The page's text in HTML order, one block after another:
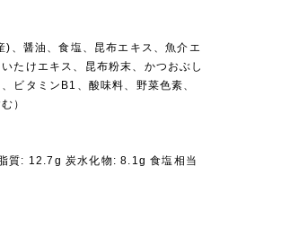
、醤油、食塩、昆布エキス、魚介エ
たけエキス、昆布粉末、かつおぶし
ビタミンB1、酸味料、野菜色素、
）
質: 12.7g 炭水化物: 8.1g 食塩相当